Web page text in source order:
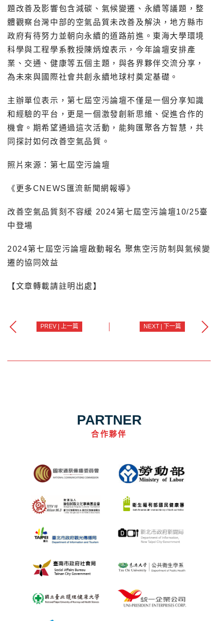
題改善及影響包含減碳、氣候變遷、永續等議題，整
體觀察台灣中部的空氣品質未改善及解決，地方縣市
政府有待努力並朝向永續的道路前進。東海大學環境
科學與工程學系教授陳炳煌表示，今年論壇安排產
業、交通、健康等五個主題，與各界夥伴交流分享，
為未來與國際社會共創永續地球村奠定基礎。
主辦單位表示，第七屆空污論壇不僅是一個分享知識
和經驗的平台，更是一個激發創新思維、促進合作的
機會。期希望通過這次活動，能夠匯聚各方智慧，共
同探討如何改善空氣品質。
照片來源： 第七屆空污論壇
《更多CNEWS匯流新聞網報導》
改善空氣品質刻不容緩 2024第七屆空污論壇10/25臺
中登場
2024第七屆空污論壇啟動報名 聚焦空污防制與氣候變
遷的協同效益
【文章轉載請註明出處】
PREV | 上一篇 NEXT | 下一篇
PARTNER
合作夥伴